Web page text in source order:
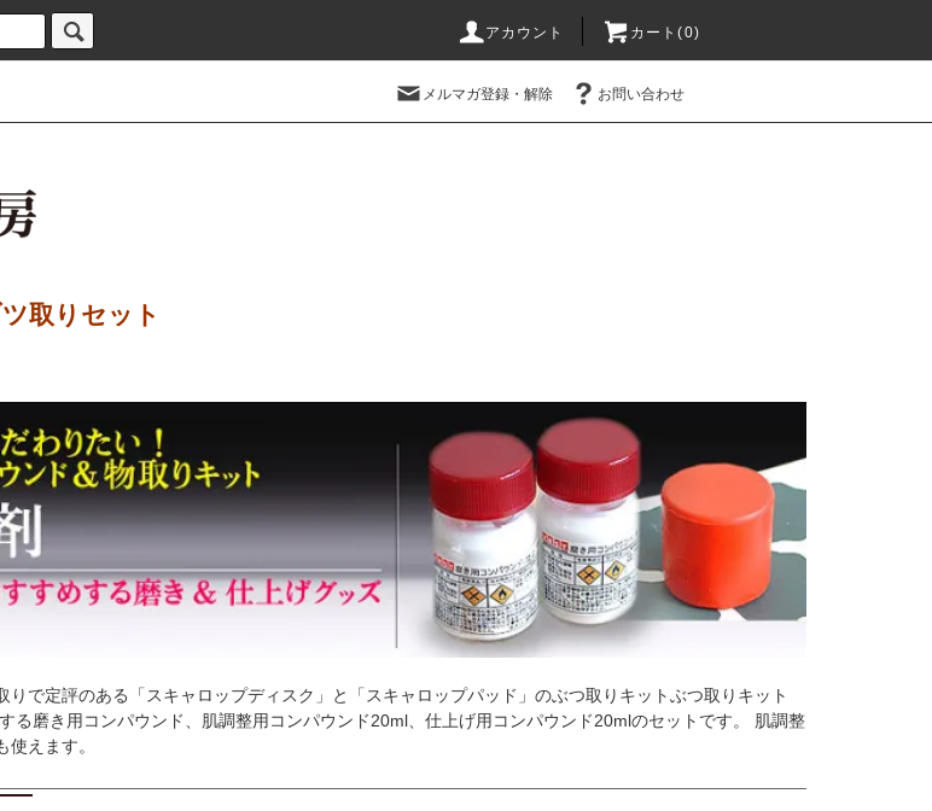
アカウント カート(0)
メルマガ登録・解除 お問い合わせ
取りセット
りで定評のある「スキャロップディスク」と「スキャロップパッド」のぶつ取りキットぶつ取りキット
る磨き用コンパウンド、肌調整用コンパウンド20ml、仕上げ用コンパウンド20mlのセットです。 肌調整
えます。